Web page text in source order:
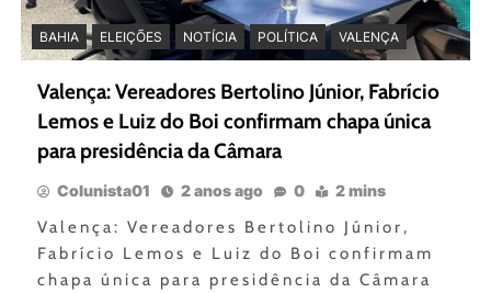
BAHIA ELEIÇÕES NOTÍCIA POLÍTICA VALENÇA
Valença: Vereadores Bertolino Júnior, Fabrício
Lemos e Luiz do Boi confirmam chapa única
para presidência da Câmara
Colunista01 2 anos ago 0 2 mins
Valença: Vereadores Bertolino Júnior,
Fabrício Lemos e Luiz do Boi confirmam
chapa única para presidência da Câmara